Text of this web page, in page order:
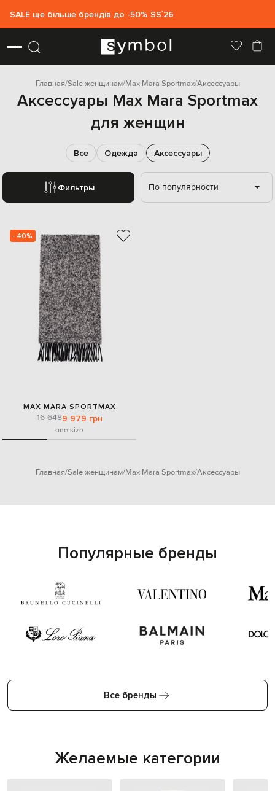
SALE ще більше брендів до -50% SS`26
Главная Sale женщинам Max Mara Sportmax Аксессуары
Аксессуары Max Mara Sportmax
для женщин
Фильтры
Все Одежда Аксессуары
По популярности
- 40%
MAX MARA SPORTMAX
16 6489 979 грн
one size
Главная Sale женщинам Max Mara Sportmax Аксессуары
Популярные бренды
Все бренды
Желаемые категории